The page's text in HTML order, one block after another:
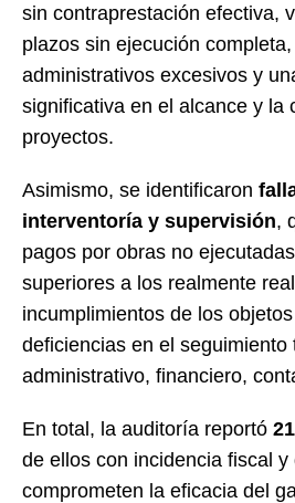
sin contraprestación efectiva,
plazos sin ejecución
administrativos excesivos y
significativa en el alcance y la
proyectos.
Asimismo, se identificaron
interventoría y supervisión,
pagos por obras no
superiores a los realmente
incumplimientos de los
deficiencias en el seguimiento
administrativo, financiero,
En total, la auditoría reportó
de ellos con incidencia fiscal
comprometen la eficacia del